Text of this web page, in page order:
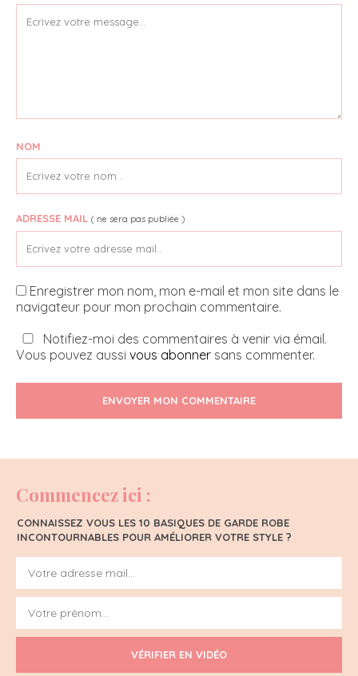
NOM
ADRESSE MAIL ( ne sera pas publiée )
Enregistrer mon nom, mon e-mail et mon site dans le
navigateur pour mon prochain commentaire.
Notifiez-moi des commentaires à venir via émail.
Vous pouvez aussi vous abonner sans commenter.
ENVOYER MON COMMENTAIRE
Commencez ici :
CONNAISSEZ VOUS LES 10 BASIQUES DE GARDE ROBE
INCONTOURNABLES POUR AMÉLIORER VOTRE STYLE ?
VÉRIFIER EN VIDÉO